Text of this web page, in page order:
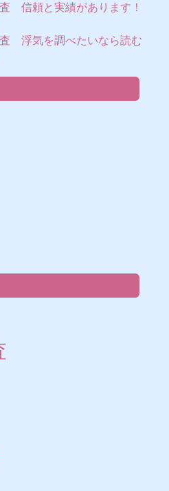
信頼と実績があります！
浮気を調べたいなら読む